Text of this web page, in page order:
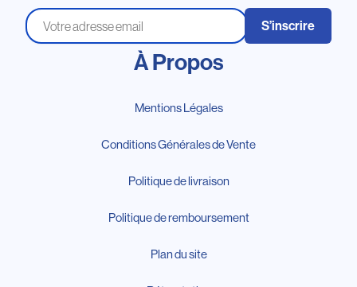
S’inscrire
À Propos
Mentions Légales
Conditions Générales de Vente
Politique de livraison
Politique de remboursement
Plan du site